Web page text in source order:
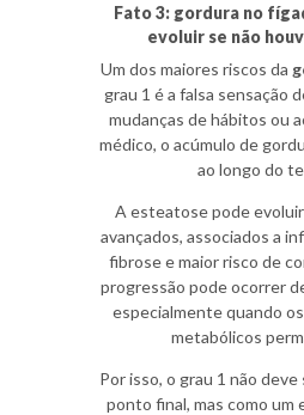
Fato 3: gordura no
evoluir se não
Um dos maiores riscos da
grau 1 é a falsa sensação
mudanças de hábitos ou
médico, o acúmulo de
ao longo do
A esteatose pode evoluir
avançados, associados a
fibrose e maior risco de
progressão pode ocorrer
especialmente quando
metabólicos
Por isso, o grau 1 não
ponto final, mas como um